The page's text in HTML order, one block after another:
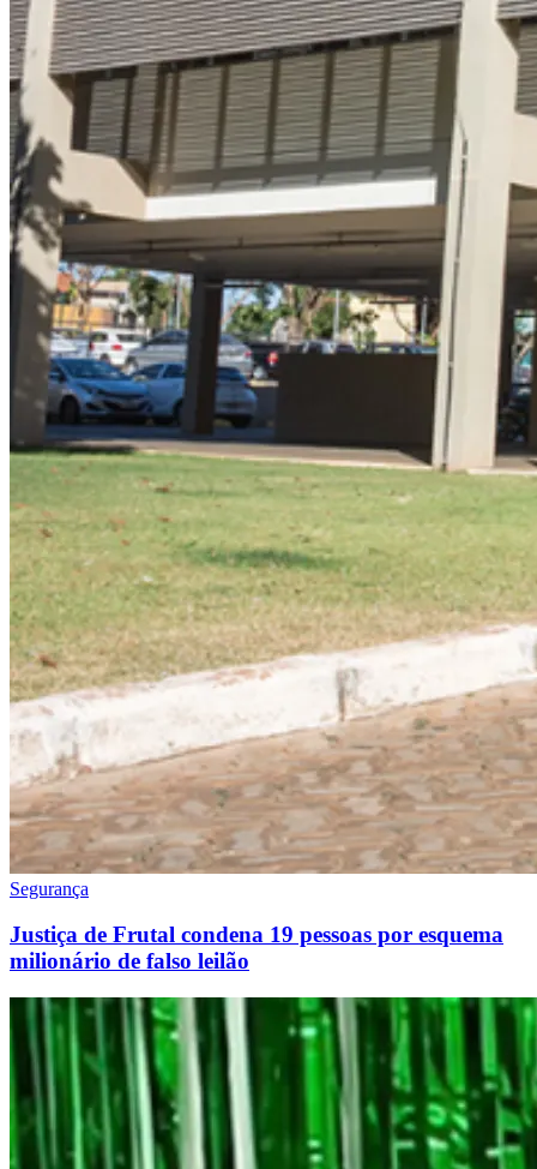
Segurança
Justiça de Frutal condena 19 pessoas por esquema
milionário de falso leilão